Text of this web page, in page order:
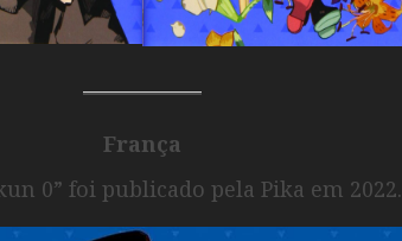
França
0” foi publicado pela Pika em 2022.